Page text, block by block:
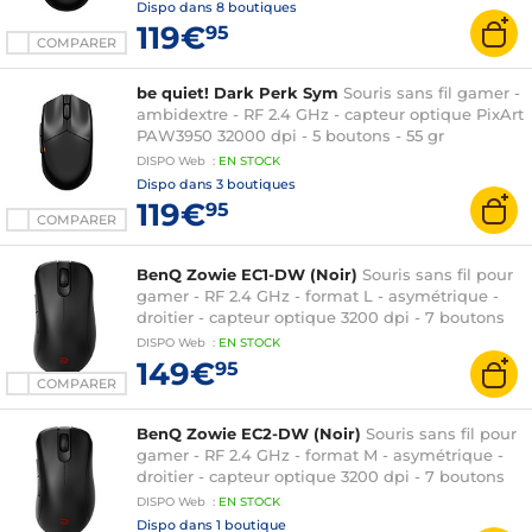
COMPARER
Dispo dans 8 boutiques
119€95
COMPARER
be quiet! Dark Perk Sym Souris sans fil gamer -
ambidextre - RF 2.4 GHz - capteur optique PixArt
PAW3950 32000 dpi - 5 boutons - 55 gr
DISPO Web : EN STOCK
Dispo dans 3 boutiques
119€95
COMPARER
BenQ Zowie EC1-DW (Noir) Souris sans fil pour
gamer - RF 2.4 GHz - format L - asymétrique -
droitier - capteur optique 3200 dpi - 7 boutons
DISPO Web : EN STOCK
149€95
BenQ Zowie EC2-DW (Noir) Souris sans fil pour
gamer - RF 2.4 GHz - format M - asymétrique -
droitier - capteur optique 3200 dpi - 7 boutons
DISPO Web : EN STOCK
Dispo dans 1 boutique